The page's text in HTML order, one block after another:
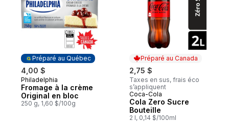
Préparé au Québec
4,00 $
Préparé au Québec
Philadelphia
Fromage à la crème
Original en bloc
250 g, 1,60 $/100g
Préparé au Canada
2,75 $
Taxes en sus, frais éco
s’appliquent
Préparé au Canada
Coca-Cola
Cola Zero Sucre
Bouteille
2 l, 0,14 $/100ml